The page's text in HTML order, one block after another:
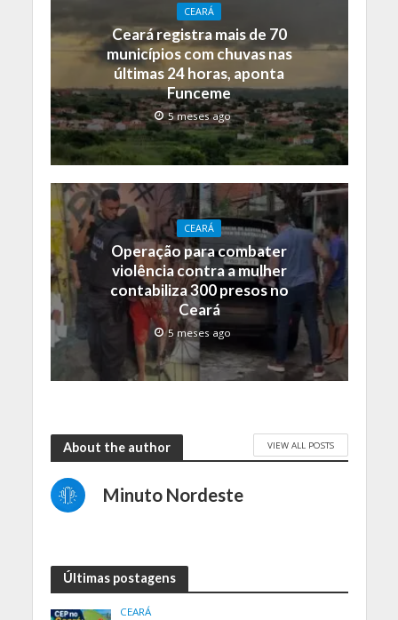
CEARÁ
Ceará registra mais de 70
municípios com chuvas nas
últimas 24 horas, aponta
Funceme
5 meses ago
CEARÁ
Operação para combater
violência contra a mulher
contabiliza 300 presos no
Ceará
5 meses ago
About the author VIEW ALL POSTS
Minuto Nordeste
Últimas postagens
CEARÁ